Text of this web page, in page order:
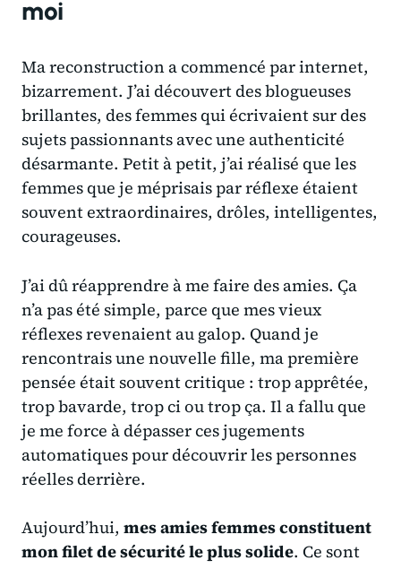
moi
Ma reconstruction a commencé par internet,
bizarrement. J’ai découvert des blogueuses
brillantes, des femmes qui écrivaient sur des
sujets passionnants avec une authenticité
désarmante. Petit à petit, j’ai réalisé que les
femmes que je méprisais par réflexe étaient
souvent extraordinaires, drôles, intelligentes,
courageuses.
J’ai dû réapprendre à me faire des amies. Ça
n’a pas été simple, parce que mes vieux
réflexes revenaient au galop. Quand je
rencontrais une nouvelle fille, ma première
pensée était souvent critique : trop apprêtée,
trop bavarde, trop ci ou trop ça. Il a fallu que
je me force à dépasser ces jugements
automatiques pour découvrir les personnes
réelles derrière.
Aujourd’hui, mes amies femmes constituent
mon filet de sécurité le plus solide. Ce sont